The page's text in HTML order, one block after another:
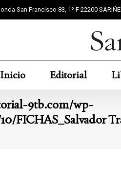
San Francisco 83, 1º F 22200
Inicio Editorial
9tb.com/wp-
FICHAS_Salvador